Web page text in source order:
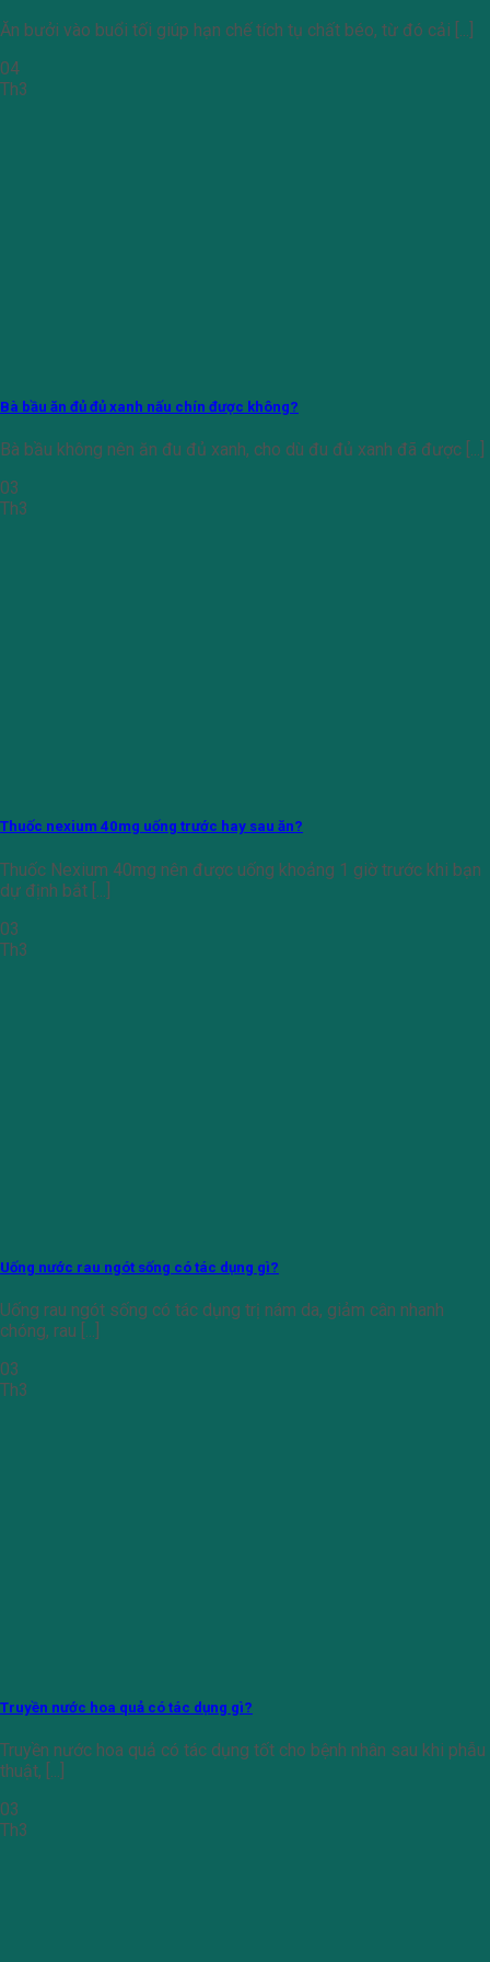
Ăn bưởi vào buổi tối giúp hạn chế tích tụ chất béo, từ đó cải [...]
04
Th3
Bà bầu ăn đủ đủ xanh nấu chín được không?
Bà bầu không nên ăn đu đủ xanh, cho dù đu đủ xanh đã được [...]
03
Th3
Thuốc nexium 40mg uống trước hay sau ăn?
Thuốc Nexium 40mg nên được uống khoảng 1 giờ trước khi bạn
dự định bắt [...]
03
Th3
Uống nước rau ngót sống có tác dụng gì?
Uống rau ngót sống có tác dụng trị nám da, giảm cân nhanh
chóng, rau [...]
03
Th3
Truyền nước hoa quả có tác dụng gì?
Truyền nước hoa quả có tác dụng tốt cho bệnh nhân sau khi phẫu
thuật, [...]
03
Th3